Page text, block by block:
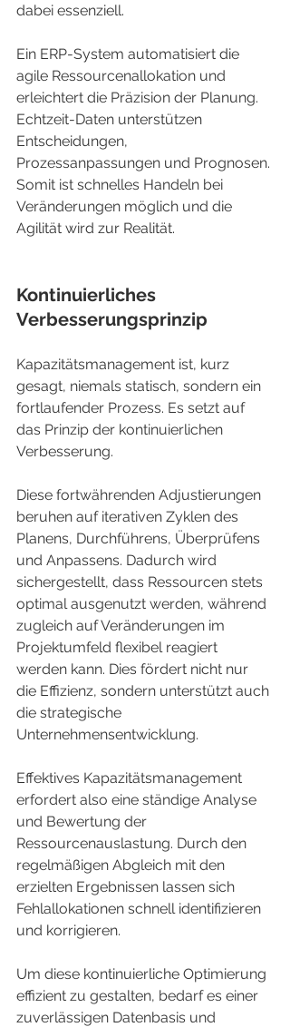
dabei essenziell.
Ein ERP-System automatisiert die
agile Ressourcenallokation und
erleichtert die Präzision der Planung.
Echtzeit-Daten unterstützen
Entscheidungen,
Prozessanpassungen und Prognosen.
Somit ist schnelles Handeln bei
Veränderungen möglich und die
Agilität wird zur Realität.
Kontinuierliches
Verbesserungsprinzip
Kapazitätsmanagement ist, kurz
gesagt, niemals statisch, sondern ein
fortlaufender Prozess. Es setzt auf
das Prinzip der kontinuierlichen
Verbesserung.
Diese fortwährenden Adjustierungen
beruhen auf iterativen Zyklen des
Planens, Durchführens, Überprüfens
und Anpassens. Dadurch wird
sichergestellt, dass Ressourcen stets
optimal ausgenutzt werden, während
zugleich auf Veränderungen im
Projektumfeld flexibel reagiert
werden kann. Dies fördert nicht nur
die Effizienz, sondern unterstützt auch
die strategische
Unternehmensentwicklung.
Effektives Kapazitätsmanagement
erfordert also eine ständige Analyse
und Bewertung der
Ressourcenauslastung. Durch den
regelmäßigen Abgleich mit den
erzielten Ergebnissen lassen sich
Fehlallokationen schnell identifizieren
und korrigieren.
Um diese kontinuierliche Optimierung
effizient zu gestalten, bedarf es einer
zuverlässigen Datenbasis und